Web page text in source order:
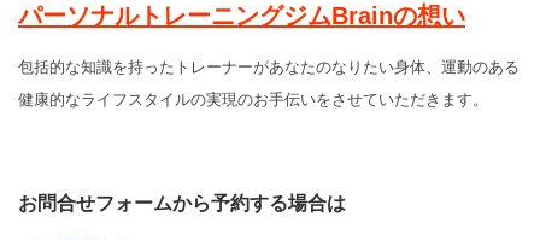
パーソナルトレーニングジムBrainの想い
包括的な知識を持ったトレーナーがあなたのなりたい身体、運動のある
健康的なライフスタイルの実現のお手伝いをさせていただきます。
お問合せフォームから予約する場合は